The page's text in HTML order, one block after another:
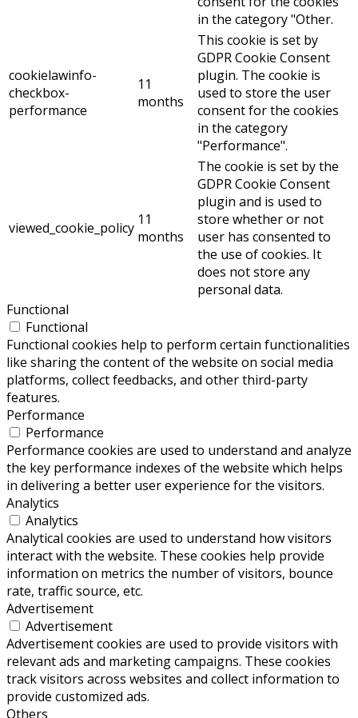
in the category "Other.
cookielawinfo-
checkbox-
performance
11
months
This cookie is set by
GDPR Cookie Consent
plugin. The cookie is
used to store the user
consent for the cookies
in the category
"Performance".
viewed_cookie_policy 11
months
The cookie is set by the
GDPR Cookie Consent
plugin and is used to
store whether or not
user has consented to
the use of cookies. It
does not store any
personal data.
Functional
Functional
Functional cookies help to perform certain functionalities
like sharing the content of the website on social media
platforms, collect feedbacks, and other third-party
features.
Performance
Performance
Performance cookies are used to understand and analyze
the key performance indexes of the website which helps
in delivering a better user experience for the visitors.
Analytics
Analytics
Analytical cookies are used to understand how visitors
interact with the website. These cookies help provide
information on metrics the number of visitors, bounce
rate, traffic source, etc.
Advertisement
Advertisement
Advertisement cookies are used to provide visitors with
relevant ads and marketing campaigns. These cookies
track visitors across websites and collect information to
provide customized ads.
Others